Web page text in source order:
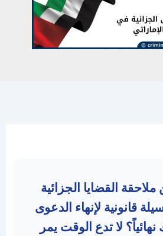
الجزائية
لإنهاء الدعوى
لا تدع الوقت يمر